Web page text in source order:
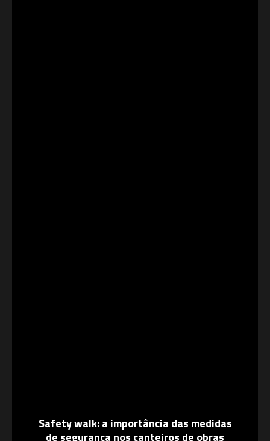
Safety walk: a importância das medidas
de segurança nos canteiros de obras